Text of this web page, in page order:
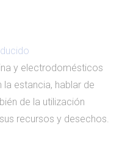
y electrodomésticos
estancia, hablar de
de la utilización
recursos y desechos.